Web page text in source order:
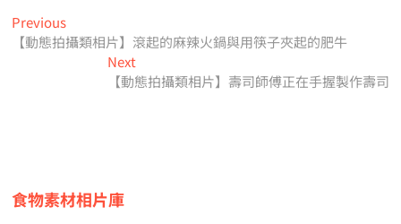
文
章
PreviousPrevious
post:
【動態拍攝類相片】滾起的麻辣火鍋與用筷子夾起的肥牛
NextNext
post:
【動態拍攝類相片】壽司師傅正在手握製作壽司
食物素材相片庫